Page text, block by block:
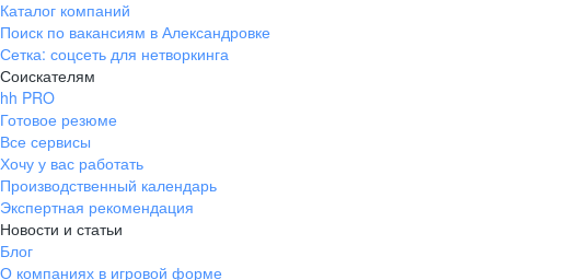
Каталог компаний
Поиск по вакансиям в Александровке
Сетка: соцсеть для нетворкинга
Соискателям
hh PRO
Готовое резюме
Все сервисы
Хочу у вас работать
Производственный календарь
Экспертная рекомендация
Новости и статьи
Блог
О компаниях в игровой форме